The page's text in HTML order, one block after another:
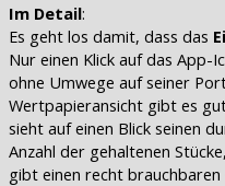
Im Detail:
Es geht los damit, dass das
Nur einen Klick auf das App-
ohne Umwege auf seiner
Wertpapieransicht gibt es
sieht auf einen Blick seinen
Anzahl der gehaltenen
gibt einen recht brauchbaren